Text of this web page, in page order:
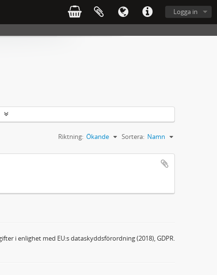
Logga in
Sortera: Namn
Riktning: Ökande
i enlighet med EU:s dataskyddsförordning (2018), GDPR.